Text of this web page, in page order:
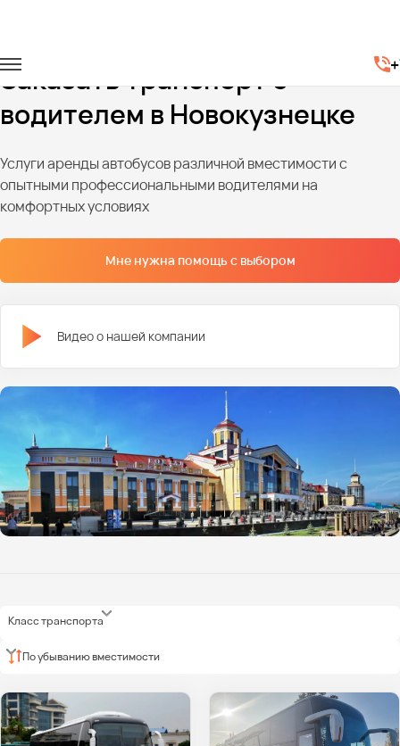
Заказать транспорт с
водителем в Новокузнецке
Услуги аренды автобусов различной вместимости с
опытными профессиональными водителями на
комфортных условиях
Мне нужна помощь с выбором
Видео о нашей компании
Класс транспорта
По убыванию вместимости